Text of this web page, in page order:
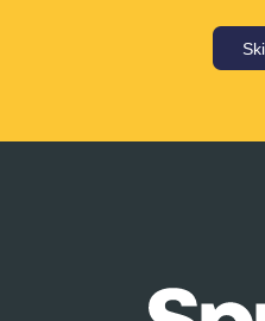
beskriver. Språkens
desamma, inget är
vissa språk med
Många muslimer